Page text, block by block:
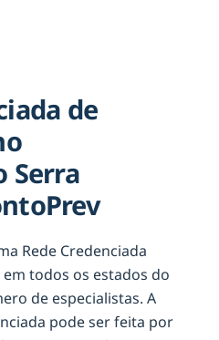
de
Serra
Rede Credenciada
todos os estados do
de especialistas. A
pode ser feita por